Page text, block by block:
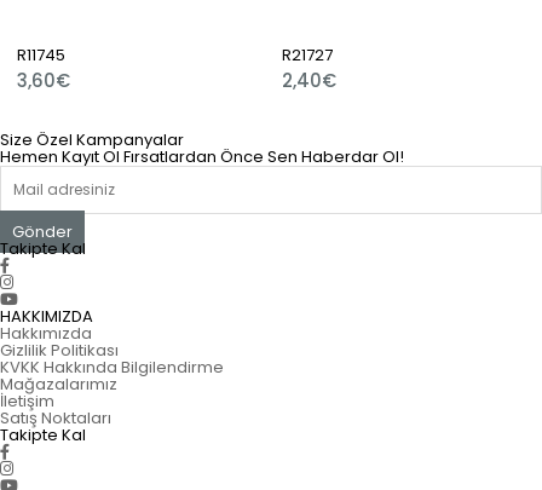
R11745
3,60€
R21727
2,40€
Size Özel Kampanyalar
Hemen Kayıt Ol Fırsatlardan Önce Sen Haberdar Ol!
Gönder
Takipte Kal
HAKKIMIZDA
Hakkımızda
Gizlilik Politikası
KVKK Hakkında Bilgilendirme
Mağazalarımız
İletişim
Satış Noktaları
Takipte Kal